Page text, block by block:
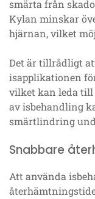
smärta från
Kylan minskar
hjärnan, vilket
Det är tillrådligt
isapplikationen
vilket kan leda till
av isbehandling
smärtlindring
Snabbare
Att använda